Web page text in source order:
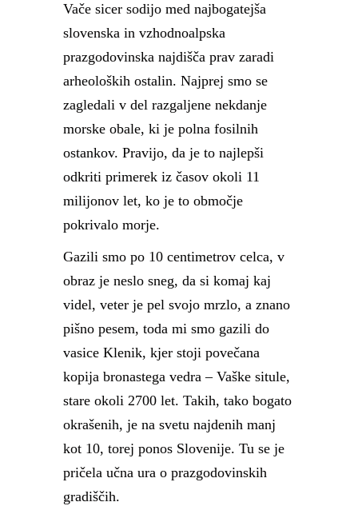
Vače sicer sodijo med najbogatejša
slovenska in vzhodnoalpska
prazgodovinska najdišča prav zaradi
arheoloških ostalin. Najprej smo se
zagledali v del razgaljene nekdanje
morske obale, ki je polna fosilnih
ostankov. Pravijo, da je to najlepši
odkriti primerek iz časov okoli 11
milijonov let, ko je to območje
pokrivalo morje.
Gazili smo po 10 centimetrov celca, v
obraz je neslo sneg, da si komaj kaj
videl, veter je pel svojo mrzlo, a znano
pišno pesem, toda mi smo gazili do
vasice Klenik, kjer stoji povečana
kopija bronastega vedra – Vaške situle,
stare okoli 2700 let. Takih, tako bogato
okrašenih, je na svetu najdenih manj
kot 10, torej ponos Slovenije. Tu se je
pričela učna ura o prazgodovinskih
gradiščih.